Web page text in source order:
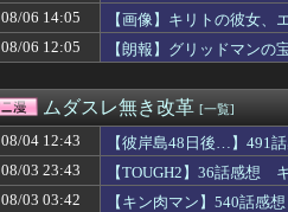
【ROBOT魂】88,000のミーティアが二
【ラブライブ！虹ヶ咲学園スクールア
【悲報】アニメ「ヤニねこ」、喫煙・
【画像】世界各国の「飲酒運転の罰則
※「オッゴ（シャア）」vs「アレック
【ラブライブ！】魅力ディスカバー、
【朗報】中華アニメ、やっぱ日本の後
【衝撃】ドラゴンボールの天下一武道
クレバテスⅡ-魔獣の王と偽りの勇者伝
08/06 14:05
【画像】キリトの彼女、
08/06 12:05
【朗報】グリッドマン
ムダスレ無き改革 [一覧]
08/04 12:43
【彼岸島48日後…】491
08/03 23:43
【TOUGH2】36話感想
08/03 03:42
【キン肉マン】540話感